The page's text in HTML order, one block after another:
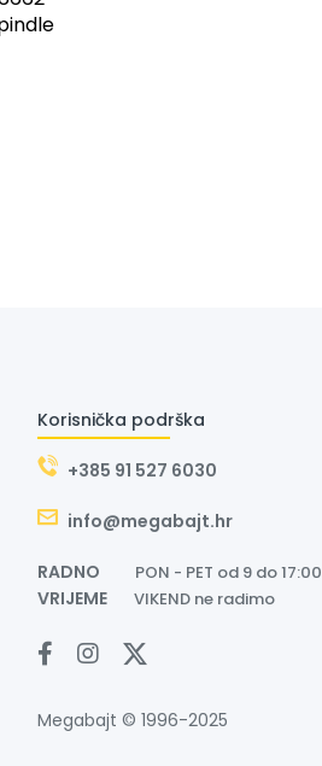
Korisnička podrška
+385 91 527 6030
info@megabajt.hr
RADNO PON - PET od 9 do 17:00
VRIJEME VIKEND ne radimo
Megabajt © 1996-2025